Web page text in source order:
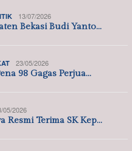
13/07/2026
Bekasi Budi Yanto…
23/05/2026
98 Gagas Perjua…
05/2026
Resmi Terima SK Kep…